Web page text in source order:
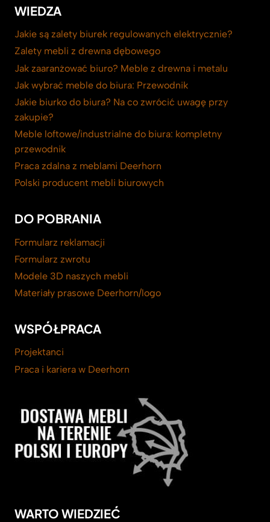
WIEDZA
Jakie są zalety biurek regulowanych elektrycznie?
Zalety mebli z drewna dębowego
Jak zaaranżować biuro? Meble z drewna i metalu
Jak wybrać meble do biura: Przewodnik
Jakie biurko do biura? Na co zwrócić uwagę przy
zakupie?
Meble loftowe/industrialne do biura: kompletny
przewodnik
Praca zdalna z meblami Deerhorn
Polski producent mebli biurowych
DO POBRANIA
Formularz reklamacji
Formularz zwrotu
Modele 3D naszych mebli
Materiały prasowe Deerhorn/logo
WSPÓŁPRACA
Projektanci
Praca i kariera w Deerhorn
WARTO WIEDZIEĆ